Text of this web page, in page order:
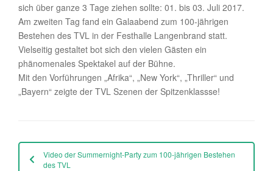
sich über ganze 3 Tage ziehen sollte: 01. bis 03. Juli 2017.
Am zweiten Tag fand ein Galaabend zum 100-jährigen
Bestehen des TVL in der Festhalle Langenbrand statt.
Vielseitig gestaltet bot sich den vielen Gästen ein
phänomenales Spektakel auf der Bühne.
Mit den Vorführungen „Afrika“, „New York“, „Thriller“ und
„Bayern“ zeigte der TVL Szenen der Spitzenklassse!
Video der Summernight-Party zum 100-jährigen Bestehen
des TVL